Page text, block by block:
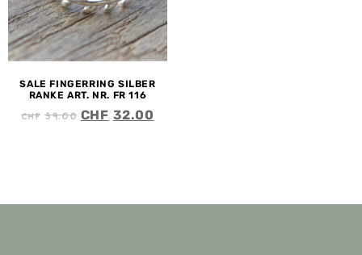
SALE FINGERRING SILBER
RANKE ART. NR. FR 116
CHF39.00 CHF 32.00